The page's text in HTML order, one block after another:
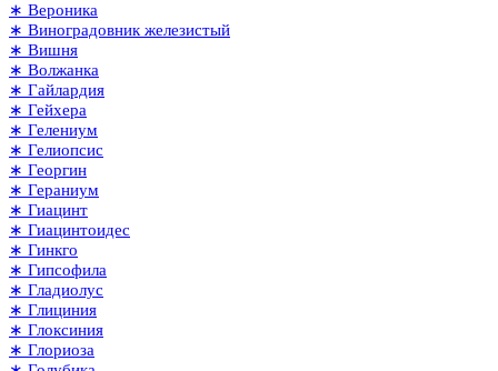
∗ Вероника
∗ Виноградовник железистый
∗ Вишня
∗ Волжанка
∗ Гайлардия
∗ Гейхера
∗ Гелениум
∗ Гелиопсис
∗ Георгин
∗ Гераниум
∗ Гиацинт
∗ Гиацинтоидес
∗ Гинкго
∗ Гипсофила
∗ Гладиолус
∗ Глициния
∗ Глоксиния
∗ Глориоза